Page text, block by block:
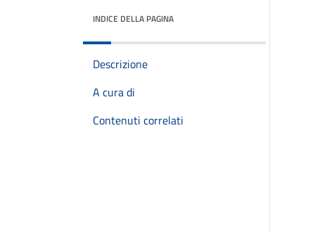
INDICE DELLA PAGINA
Descrizione
A cura di
Contenuti correlati